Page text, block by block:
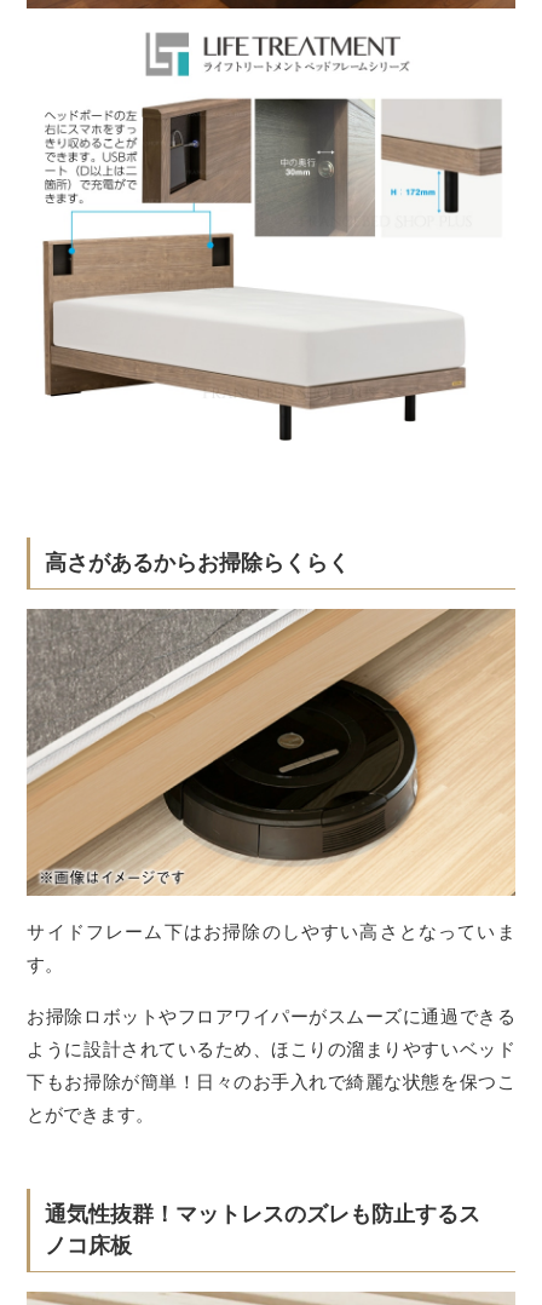
高さがあるからお掃除らくらく
サイドフレーム下はお掃除のしやすい高さとなっていま
す。
お掃除ロボットやフロアワイパーがスムーズに通過できる
ように設計されているため、ほこりの溜まりやすいベッド
下もお掃除が簡単！日々のお手入れで綺麗な状態を保つこ
とができます。
通気性抜群！マットレスのズレも防止するス
ノコ床板